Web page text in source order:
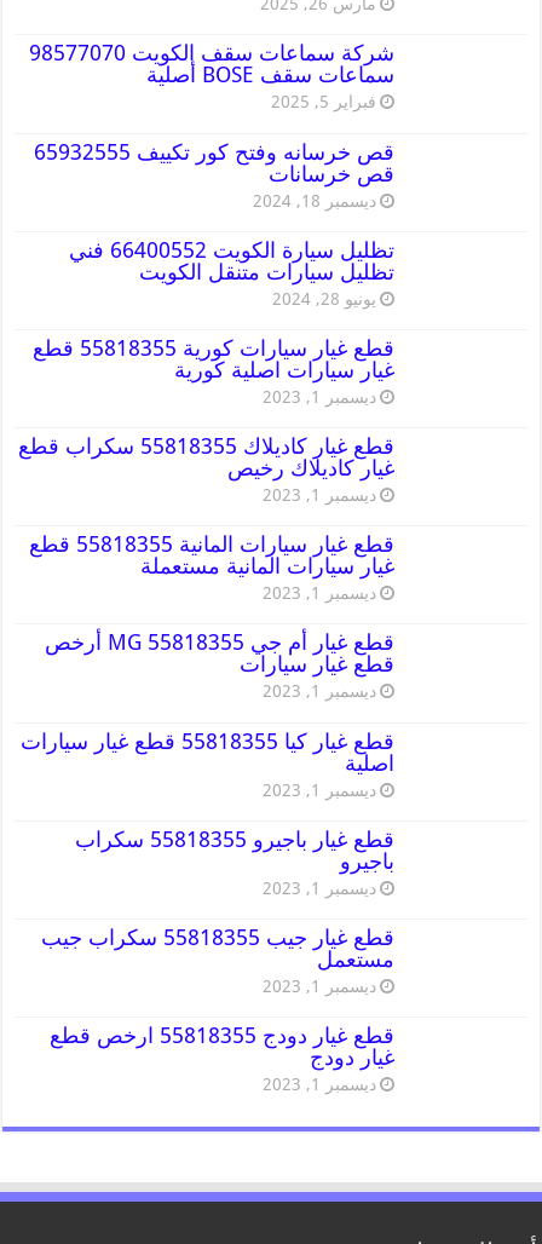
مارس 26, 2025
شركة سماعات سقف الكويت 98577070
سماعات سقف BOSE أصلية
فبراير 5, 2025
قص خرسانه وفتح كور تكييف 65932555
قص خرسانات
ديسمبر 18, 2024
تظليل سيارة الكويت 66400552 فني
تظليل سيارات متنقل الكويت
يونيو 28, 2024
قطع غيار سيارات كورية 55818355 قطع
غيار سيارات اصلية كورية
ديسمبر 1, 2023
قطع غيار كاديلاك 55818355 سكراب قطع
غيار كاديلاك رخيص
ديسمبر 1, 2023
قطع غيار سيارات المانية 55818355 قطع
غيار سيارات المانية مستعملة
ديسمبر 1, 2023
قطع غيار أم جي MG 55818355 أرخص
قطع غيار سيارات
ديسمبر 1, 2023
قطع غيار كيا 55818355 قطع غيار سيارات
اصلية
ديسمبر 1, 2023
قطع غيار باجيرو 55818355 سكراب
باجيرو
ديسمبر 1, 2023
قطع غيار جيب 55818355 سكراب جيب
مستعمل
ديسمبر 1, 2023
قطع غيار دودج 55818355 ارخص قطع
غيار دودج
ديسمبر 1, 2023